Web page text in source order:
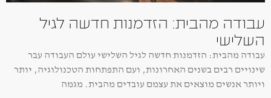
עבודה מהבית: הזדמנות חדשה לגיל
השלישי
עבודה מהבית: הזדמנות חדשה לגיל השלישי עולם העבודה עבר
שינויים רבים בשנים האחרונות, ועם התפתחות הטכנולוגיה, יותר
ויותר אנשים מוצאים את עצמם עובדים מהבית. מגמה